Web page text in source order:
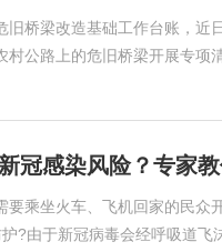
旧桥梁改造基础工作台账，
村公路上的危旧桥梁开展专项
冠感染风险？专家
要乘坐火车、飞机回家的民
?由于新冠病毒会经呼吸道飞